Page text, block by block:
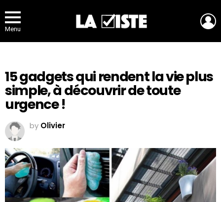
Menu
15 gadgets qui rendent la vie plus
simple, à découvrir de toute
urgence !
by Olivier